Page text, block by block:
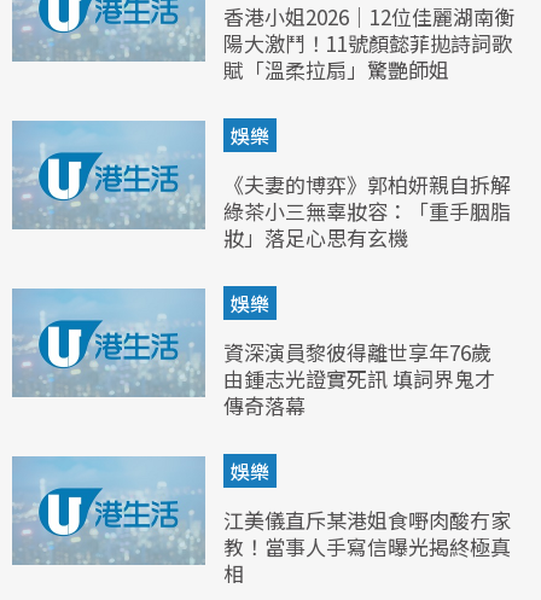
香港小姐2026｜12位佳麗湖南衡
陽大激鬥！11號顏懿菲拋詩詞歌
賦「溫柔拉扇」驚艷師姐
娛樂
《夫妻的博弈》郭柏妍親自拆解
綠茶小三無辜妝容：「重手胭脂
妝」落足心思有玄機
娛樂
資深演員黎彼得離世享年76歲
由鍾志光證實死訊 填詞界鬼才
傳奇落幕
娛樂
江美儀直斥某港姐食嘢肉酸冇家
教！當事人手寫信曝光揭終極真
相